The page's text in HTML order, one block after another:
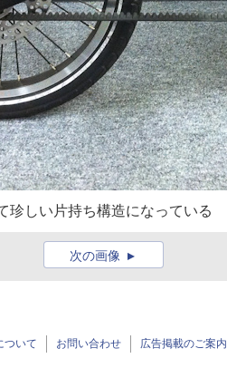
珍しい片持ち構造になっている
次の画像
ついて お問い合わせ 広告掲載のご案内